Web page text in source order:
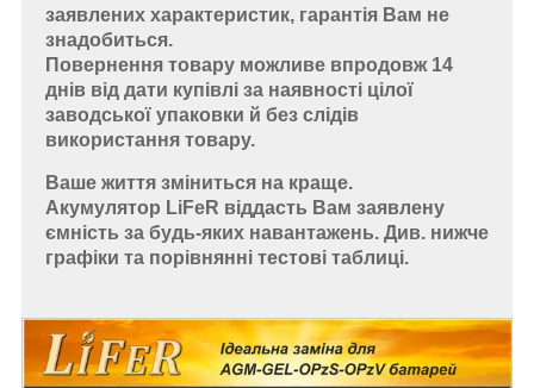
заявлених характеристик, гарантія Вам не
знадобиться.
Повернення товару можливе впродовж 14
днів від дати купівлі за наявності цілої
заводської упаковки й без слідів
використання товару.
Ваше життя зміниться на краще.
Акумулятор LiFeR віддасть Вам заявлену
ємність за будь-яких навантажень. Див. нижче
графіки та порівнянні тестові таблиці.